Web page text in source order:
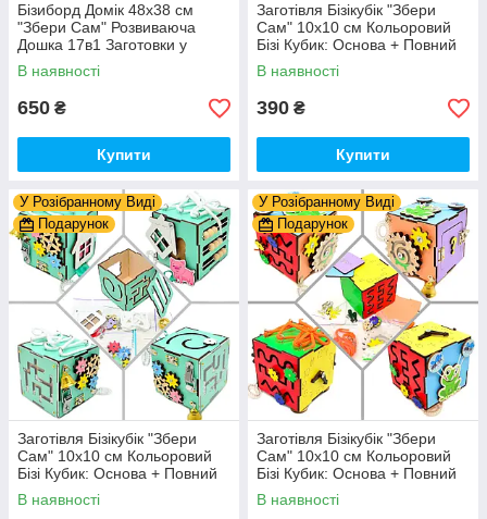
Бізиборд Домік 48x38 см
"Збери Сам" Розвиваюча
Дошка 17в1 Заготовки у
Разобранному вигляді +
Деталі та Фарба
В наявності
650 ₴
Купити
Заготівля Бізікубік "Збери
Сам" 10х10 см Кольоровий
Бізі Кубик: Основа + Повний
Комплект (в Розібраному
Виді) Кубік Бізи, Жовтий
В наявності
390 ₴
Купити
У Розібранному Виді
Подарунок
Заготівля Бізікубік "Збери
Сам" 10х10 см Кольоровий
Бізі Кубик: Основа + Повний
Комплект (в Розібраному
Виді) Кубік Бізи, Бірюза
В наявності
У Розібранному Виді
Подарунок
Заготівля Бізікубік "Збери
Сам" 10х10 см Кольоровий
Бізі Кубик: Основа + Повний
Комплект (в Розібраному
Виді) Кубік Бізи, Різнокол
В наявності